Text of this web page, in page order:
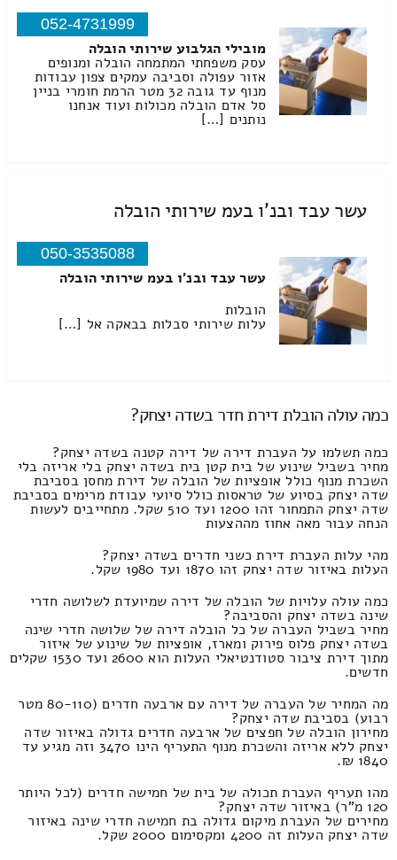
052-4731999
מובילי הגלבוע שירותי הובלה
עסק משפחתי המתמחה הובלה ומנופים
אזור עפולה וסביבה עמקים צפון עבודות
מנוף עד גובה 32 מטר הרמת חומרי בניין
סל אדם הובלה מכולות ועוד אנחנו
נותנים […]
עשר עבד ובנ'ו בעמ שירותי הובלה
050-3535088
עשר עבד ובנ'ו בעמ שירותי הובלה
הובלות
עלות שירותי סבלות בבאקה אל […]
כמה עולה הובלת דירת חדר בשדה יצחק?
כמה תשלמו על העברת דירה של דירה קטנה בשדה יצחק?
מחיר בשביל שינוע של בית קטן בית בשדה יצחק בלי אריזה בלי
השכרת מנוף כולל אופציות של הובלה של דירת מחסן בסביבת
שדה יצחק בסיוע של טראסות כולל סיועי עבודת מרימים בסביבת
שדה יצחק התמחור זהו 1200 ועד 510 שקל. מתחייבים לעשות
הנחה עבור מאה אחוז מההצעות
מהי עלות העברת דירת כשני חדרים בשדה יצחק?
העלות באיזור שדה יצחק זהו 1870 ועד 1980 שקל.
כמה עולה עלויות של הובלה של דירה שמיועדת לשלושה חדרי
שינה בשדה יצחק והסביבה?
מחיר בשביל העברה של כל הובלה דירה של שלושה חדרי שינה
בשדה יצחק פלוס פירוק ומארז, אופציות של שינוע של איזור
מתוך דירת ציבור סטודנטיאלי העלות הוא 2600 ועד 1530 שקלים
חדשים.
מה המחיר של העברה של דירה עם ארבעה חדרים (80-110 מטר
רבוע) בסביבת שדה יצחק?
מחירון הובלה של חפצים של ארבעה חדרים גדולה באיזור שדה
יצחק ללא אריזה והשכרת מנוף התעריף הינו 3470 וזה מגיע עד
1840 ₪.
מהו תעריף העברת תכולה של בית של חמישה חדרים (לכל היותר
120 מ"ר) באיזור שדה יצחק?
מחירים של העברת מיקום גדולה בת חמישה חדרי שינה באיזור
שדה יצחק העלות זה 4200 ומקסימום 2000 שקל.